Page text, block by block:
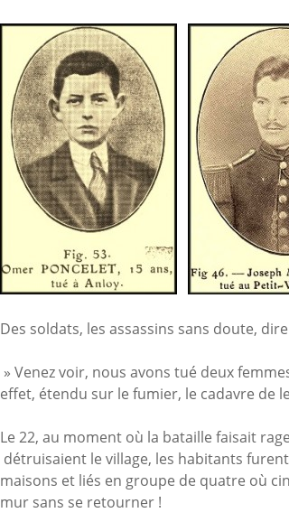
Des soldats, les assassins sans doute,
» Venez voir, nous avons tué deux
effet, étendu sur le fumier, le cadavre de
Le 22, au moment où la bataille faisait
détruisaient le village, les habitants
maisons et liés en groupe de quatre où
mur sans se retourner !